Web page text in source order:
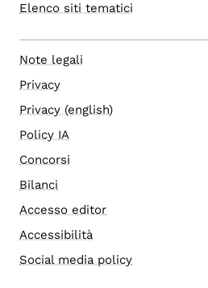
Elenco siti tematici
Note legali
Privacy
Privacy (english)
Policy IA
Concorsi
Bilanci
Accesso editor
Accessibilità
Social media policy